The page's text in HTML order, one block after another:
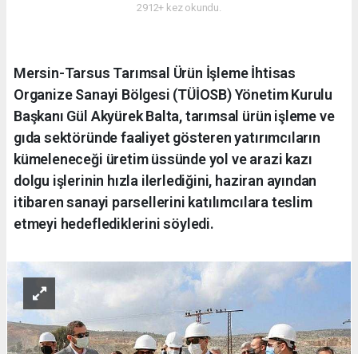
2912+ kez okundu.
Mersin-Tarsus Tarımsal Ürün İşleme İhtisas
Organize Sanayi Bölgesi (TÜİOSB) Yönetim Kurulu
Başkanı Gül Akyürek Balta, tarımsal ürün işleme ve
gıda sektöründe faaliyet gösteren yatırımcıların
kümeleneceği üretim üssünde yol ve arazi kazı
dolgu işlerinin hızla ilerlediğini, haziran ayından
itibaren sanayi parsellerini katılımcılara teslim
etmeyi hedeflediklerini söyledi.